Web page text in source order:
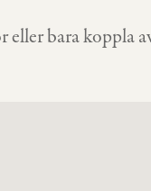
bara koppla